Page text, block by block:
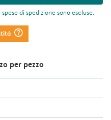
spese di spedizionesono escluse.
question_mark_circle
per pezzo